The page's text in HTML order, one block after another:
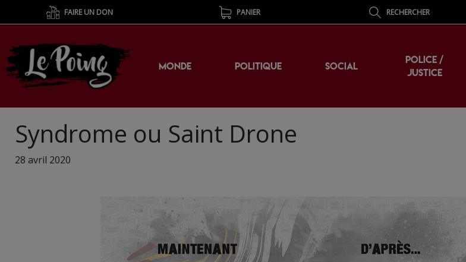
FAIRE UN DON PANIER RECHERCHER
MONDE POLITIQUE SOCIAL
POLICE /
JUSTICE
Syndrome ou Saint Drone
28 avril 2020